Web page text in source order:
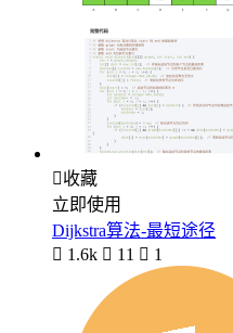
收藏
立即使用
Dijkstra算法-最短途径
 1.6k  11  1